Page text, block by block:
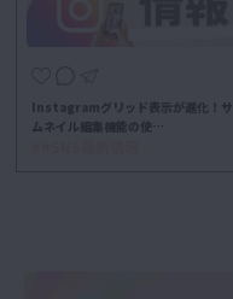
Instagramグリッド表示が進化！サ
ムネイル編集機能の使…